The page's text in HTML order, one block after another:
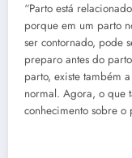
“Parto está
porque em um parto
ser contornado, pode
preparo antes do
parto, existe também
normal. Agora, o que
conhecimento sobre o